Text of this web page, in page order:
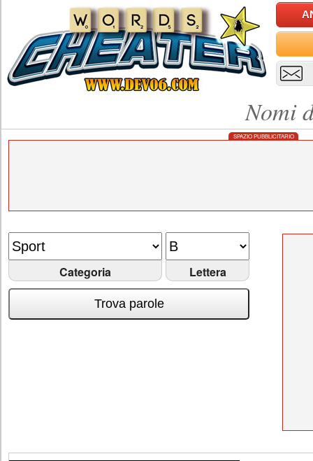
Nomi
SPAZIO PUBBLICITARIO
Categoria Lettera
Trova parole